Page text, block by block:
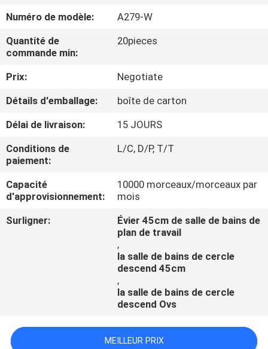
VISITE
D'USINE
CONTRÔLE
DE
QUALITÉ
CONTACTEZ-
NOUS
NOUVELLES
Numéro de modèle:
A279-W
Quantité de
commande min:
20pieces
Prix:
Negotiate
Détails d'emballage:
boîte de carton
Délai de livraison:
15 JOURS
Conditions de
paiement:
L/C, D/P, T/T
Capacité
d'approvisionnement:
10000 morceaux/morceaux par
mois
Surligner:
Évier 45cm de salle de bains de
plan de travail
,
la salle de bains de cercle
descend 45cm
,
la salle de bains de cercle
descend Ovs
MEILLEUR PRIX